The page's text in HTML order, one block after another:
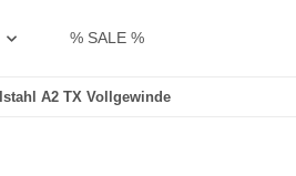
% SALE %
A2 TX Vollgewinde